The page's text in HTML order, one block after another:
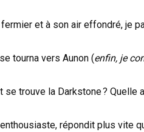
et à son air effondré, je
tourna vers Aunon (enfin, je
se trouve la Darkstone ? Quelle
enthousiaste, répondit plus vite